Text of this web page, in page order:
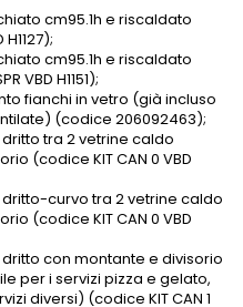
cm95.1h e riscaldato
cm95.1h e riscaldato
VBD H1151);
fianchi in vetro (già incluso
(codice 206092463);
tra 2 vetrine caldo
(codice KIT CAN 0 VBD
curvo tra 2 vetrine caldo
(codice KIT CAN 0 VBD
con montante e divisorio
per i servizi pizza e gelato,
diversi) (codice KIT CAN 1